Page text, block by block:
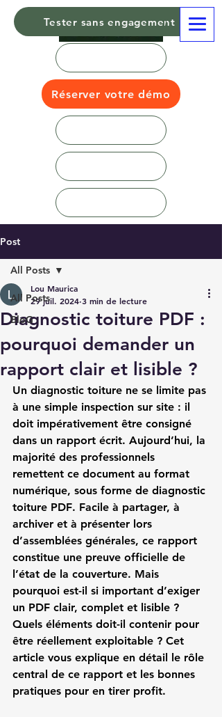
Tester sans engagement
Réserver votre démo
Post
All Posts
BloG
All Posts
Diagnostic toiture PDF :
pourquoi demander un
rapport clair et lisible ?
Lou Maurica
29 juil. 2024 3 min de lecture
Un diagnostic toiture ne se limite pas
à une simple inspection sur site : il
doit impérativement être consigné
dans un rapport écrit. Aujourd’hui, la
majorité des professionnels
remettent ce document au format
numérique, sous forme de diagnostic
toiture PDF. Facile à partager, à
archiver et à présenter lors
d’assemblées générales, ce rapport
constitue une preuve officielle de
l’état de la couverture. Mais
pourquoi est-il si important d’exiger
un PDF clair, complet et lisible ?
Quels éléments doit-il contenir pour
être réellement exploitable ? Cet
article vous explique en détail le rôle
central de ce rapport et les bonnes
pratiques pour en tirer profit.